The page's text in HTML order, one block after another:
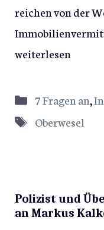
reichen von der
weiterlesen
Kategorien
7 Fragen an,
Schlagwörter
Oberwesel
Polizist und
an Markus